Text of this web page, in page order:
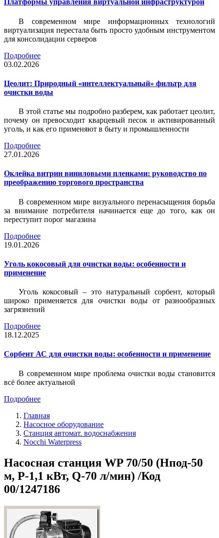
Платформы управления виртуальной инфраструктурой
В современном мире информационных технологий
виртуализация перестала быть просто удобным инструментом
для консолидации серверов
Подробнее
03.02.2026
Цеолит: Природный «интеллектуальный» фильтр для
очистки воды
В этой статье мы подробно разберем, как работает цеолит,
почему он превосходит кварцевый песок и активированный
уголь, и как его применяют в быту и промышленности
Подробнее
27.01.2026
Оклейка витрин виниловыми пленками: руководство по
преображению торгового пространства
В современном мире визуального перенасыщения борьба
за внимание потребителя начинается еще до того, как он
переступит порог магазина
Подробнее
19.01.2026
Уголь кокосовый для очистки воды: особенности и
применение
Уголь кокосовый – это натуральный сорбент, который
широко применяется для очистки воды от разнообразных
загрязнений
Подробнее
18.12.2025
Сорбент АС для очистки воды: особенности и применение
В современном мире проблема очистки воды становится
всё более актуальной
Подробнее
Главная
Насосное оборудование
Станция автомат. водоснабжения
Nocchi Waterpress
Насосная станция WP 70/50 (Hпод-50
м, P-1,1 кВт, Q-70 л/мин) /Код
00/1247186